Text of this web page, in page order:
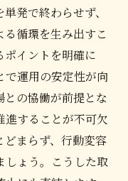
発で終わらせず、
循環を生み出すこ
ポイントを明確に
で運用の安定性が向
との協働が前提とな
進することが不可欠
まらず、行動変容
しょう。こうした取